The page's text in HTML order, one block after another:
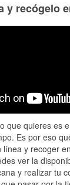
y recógelo
que quieres es
Es por eso
y recoger
ver la
y realizar tu